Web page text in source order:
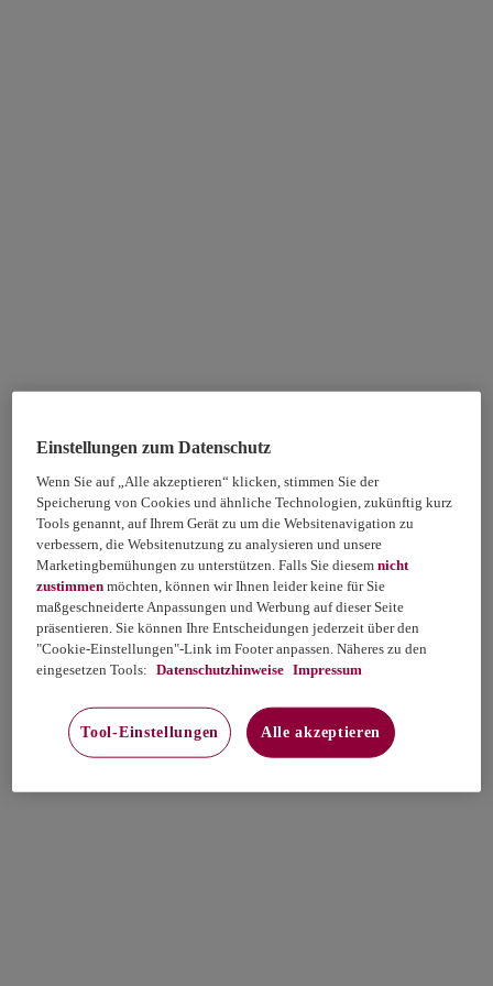
Einstellungen zum Datenschutz
Wenn Sie auf „Alle akzeptieren“ klicken, stimmen Sie der
Speicherung von Cookies und ähnliche Technologien, zukünftig kurz
Tools genannt, auf Ihrem Gerät zu um die Websitenavigation zu
verbessern, die Websitenutzung zu analysieren und unsere
Marketingbemühungen zu unterstützen. Falls Sie diesemnicht
zustimmen möchten, können wir Ihnen leider keine für Sie
maßgeschneiderte Anpassungen und Werbung auf dieser Seite
präsentieren. Sie können Ihre Entscheidungen jederzeit über den
"Cookie-Einstellungen"-Link im Footer anpassen. Näheres zu den
eingesetzen Tools: Datenschutzhinweise Impressum
Tool-Einstellungen Alle akzeptieren